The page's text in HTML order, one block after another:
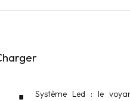
Système Led : le